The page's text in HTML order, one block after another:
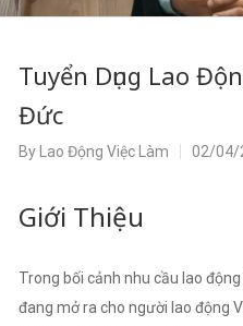
Tuyển Dụng Lao
Đức
By Lao Động Việc Làm 02/04/
Giới Thiệu
Trong bối cảnh nhu cầu lao
đang mở ra cho người lao động